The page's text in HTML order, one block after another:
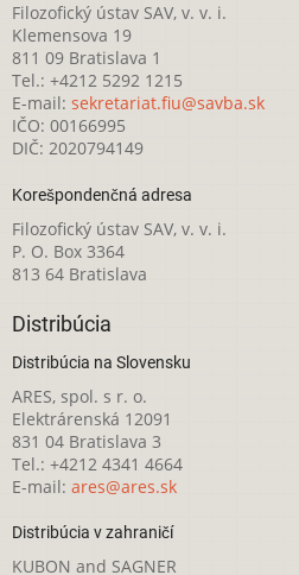
Filozofický ústav SAV, v. v. i.
Klemensova 19
811 09 Bratislava 1
Tel.: +4212 5292 1215
E-mail: sekretariat.fiu@savba.sk
IČO: 00166995
DIČ: 2020794149
Korešpondenčná adresa
Filozofický ústav SAV, v. v. i.
P. O. Box 3364
813 64 Bratislava
Distribúcia
Distribúcia na Slovensku
ARES, spol. s r. o.
Elektrárenská 12091
831 04 Bratislava 3
Tel.: +4212 4341 4664
E-mail: ares@ares.sk
Distribúcia v zahraničí
KUBON and SAGNER